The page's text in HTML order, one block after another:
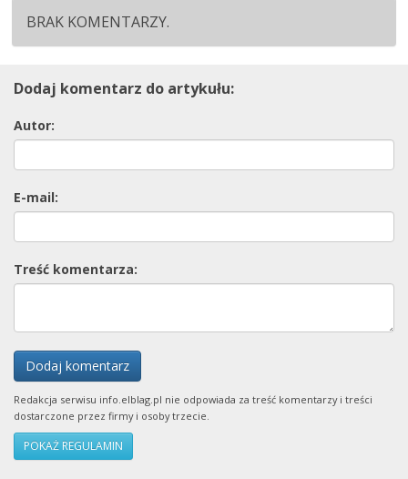
BRAK KOMENTARZY.
Dodaj komentarz do artykułu:
Autor:
E-mail:
Treść komentarza:
Dodaj komentarz
Redakcja serwisu info.elblag.pl nie odpowiada za treść komentarzy i treści
dostarczone przez firmy i osoby trzecie.
POKAŻ REGULAMIN